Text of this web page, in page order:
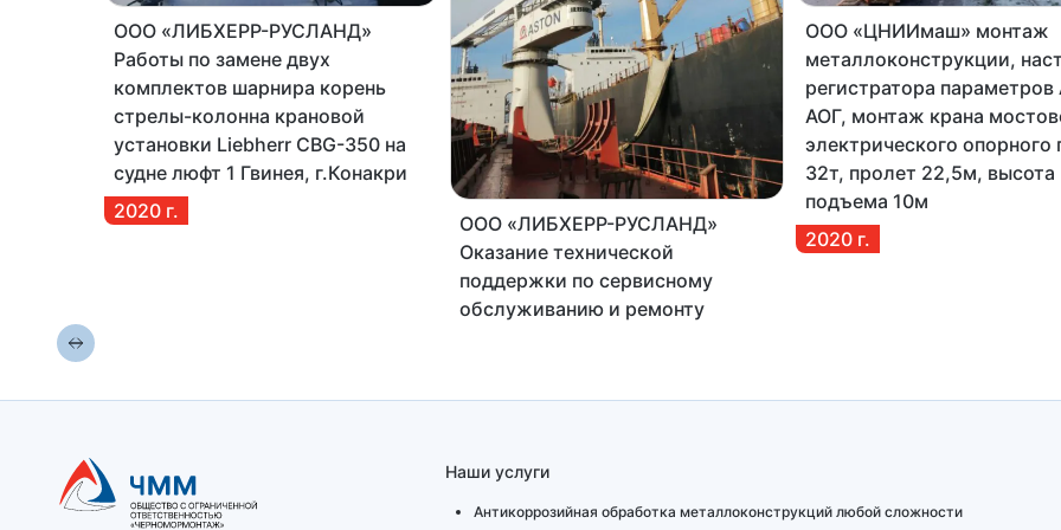
ООО «ЛИБХЕРР-РУСЛАНД»
Работы по замене двух
комплектов шарнира корень
стрелы-колонна крановой
установки Liebherr CBG-350 на
судне люфт 1 Гвинея, г.Конакри
2020 г.
ООО «ЛИБХЕРР-РУСЛАНД»
Оказание технической
поддержки по сервисному
обслуживанию и ремонту
2020г.
ООО «ЦНИИмаш» монтаж
металлоконструкции,
регистратора
АОГ, монтаж крана
электрического опорного
32т, пролет 22,5м, высота
подъема 10м
2020 г.
Наши услуги
Антикоррозийная обработка металлоконструкций любой сложности